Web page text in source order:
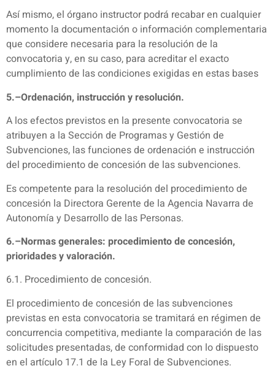
Así mismo, el órgano instructor podrá recabar en cualquier
momento la documentación o información complementaria
que considere necesaria para la resolución de la
convocatoria y, en su caso, para acreditar el exacto
cumplimiento de las condiciones exigidas en estas bases
5.–Ordenación, instrucción y resolución.
A los efectos previstos en la presente convocatoria se
atribuyen a la Sección de Programas y Gestión de
Subvenciones, las funciones de ordenación e instrucción
del procedimiento de concesión de las subvenciones.
Es competente para la resolución del procedimiento de
concesión la Directora Gerente de la Agencia Navarra de
Autonomía y Desarrollo de las Personas.
6.–Normas generales: procedimiento de concesión,
prioridades y valoración.
6.1. Procedimiento de concesión.
El procedimiento de concesión de las subvenciones
previstas en esta convocatoria se tramitará en régimen de
concurrencia competitiva, mediante la comparación de las
solicitudes presentadas, de conformidad con lo dispuesto
en el artículo 17.1 de la Ley Foral de Subvenciones.